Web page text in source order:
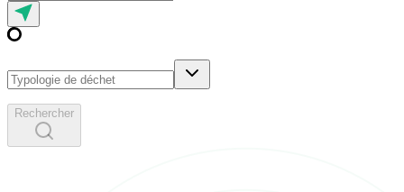
Rechercher